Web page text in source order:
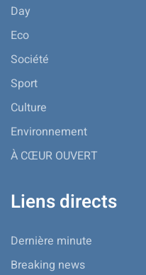
Day
Eco
Société
Sport
Culture
Environnement
À CŒUR OUVERT
Liens directs
Dernière minute
Breaking news